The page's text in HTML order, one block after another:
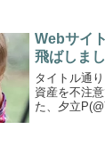
Webサイ
飛ばしまし
タイトル通
資産を不注
た、夕立